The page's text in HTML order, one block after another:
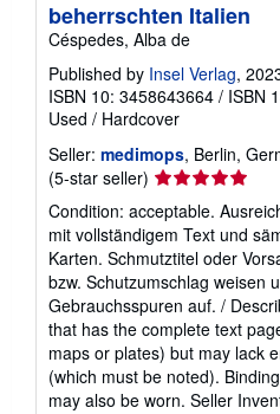
beherrschten Italien
Céspedes, Alba de
Published by Insel Verlag,
ISBN 10: 3458643664 / ISBN
Used / Hardcover
Seller: medimops, Berlin,
(5-star seller) Seller
rating
5
out
of
5
stars
Condition: acceptable.
mit vollständigem Text und
Karten. Schmutztitel oder
bzw. Schutzumschlag weisen
Gebrauchsspuren auf. /
that has the complete text
maps or plates) but may lack
(which must be noted).
may also be worn. Seller